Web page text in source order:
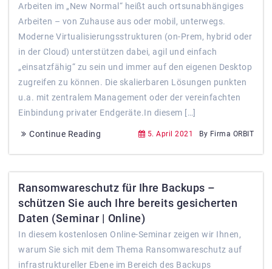
Arbeiten im „New Normal“ heißt auch ortsunabhängiges
Arbeiten – von Zuhause aus oder mobil, unterwegs.
Moderne Virtualisierungsstrukturen (on-Prem, hybrid oder
in der Cloud) unterstützen dabei, agil und einfach
„einsatzfähig“ zu sein und immer auf den eigenen Desktop
zugreifen zu können. Die skalierbaren Lösungen punkten
u.a. mit zentralem Management oder der vereinfachten
Einbindung privater Endgeräte.In diesem […]
Continue Reading 5. April 2021 By Firma ORBIT
Ransomwareschutz für Ihre Backups –
schützen Sie auch Ihre bereits gesicherten
Daten (Seminar | Online)
In diesem kostenlosen Online-Seminar zeigen wir Ihnen,
warum Sie sich mit dem Thema Ransomwareschutz auf
infrastruktureller Ebene im Bereich des Backups